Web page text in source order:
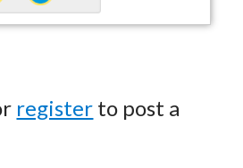
register to post a